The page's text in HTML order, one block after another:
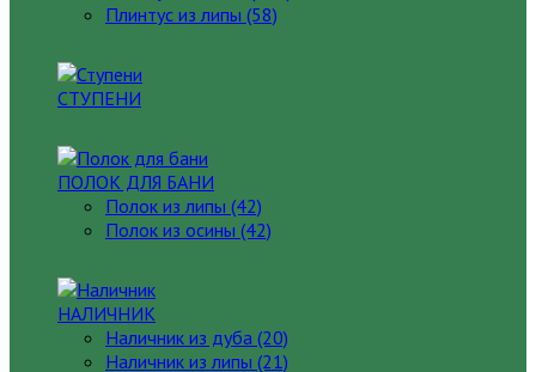
Плинтус из липы (58)
СТУПЕНИ
ПОЛОК ДЛЯ БАНИ
Полок из липы (42)
Полок из осины (42)
НАЛИЧНИК
Наличник из дуба (20)
Наличник из липы (21)